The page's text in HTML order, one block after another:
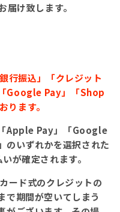
届け致します。
行振込」「クレジット
Google Pay」「Shop
ります。
Apple Pay」「Google
」のいずれかを選択された
が確定されます。
ード式のクレジットの
で期間が空いてしまう